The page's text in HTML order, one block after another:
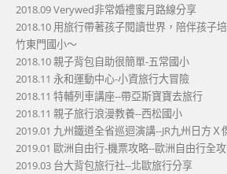
2018.09 Verywed非常婚禮蜜月路線分享
2018.10 用旅行帶著孩子閱讀世界，陪伴孩子
竹東門國小～
2018.10 親子背包自助很簡單-五常國小
2018.11 永和運動中心-小資旅行大冒險
2018.11 特輔列車講座--帶亞斯寶寶去旅行
2018.11 親子旅行浪漫教養--西松國小
2019.01 九州鐵道全省巡迴演講--JR九州日方Ｘ
2019.01 歐洲自由行-機票攻略--歐洲自由行全
2019.03 台大背包旅行社--北歐旅行分享